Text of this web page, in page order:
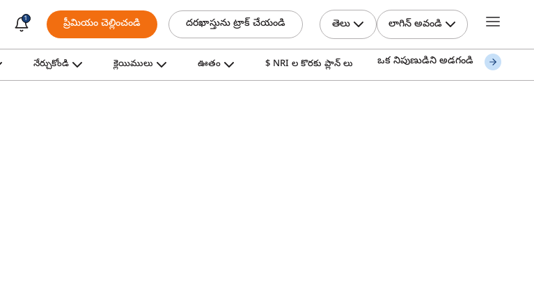
1 ప్రీమియం చెల్లించండి దరఖాస్తును ట్రాక్ చేయండి తెలు లాగిన్ అవండి
నేర్చుకోండి క్లెయిములు ఊతం $ NRI ల కొరకు ప్లాన్ లు ఒక నిపుణుడిని అడగండి